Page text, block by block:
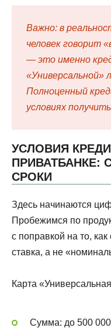
Важно: в
человек говорит
— это именно
«Универсальной»
Полноценный
условиях
УСЛОВИЯ
ПРИВАТБАНКЕ:
СРОКИ
Здесь начинаются
Пробежимся по
с поправкой на то,
ставка, а не
Карта
Сумма: до 500 000